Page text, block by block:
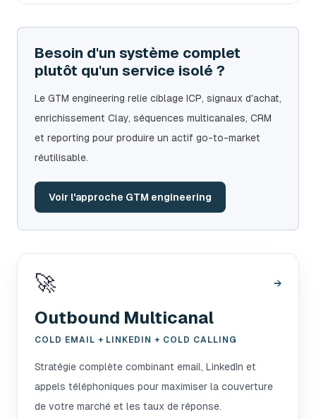
Besoin d'un système complet
plutôt qu'un service isolé ?
Le GTM engineering relie ciblage ICP, signaux d'achat,
enrichissement Clay, séquences multicanales, CRM
et reporting pour produire un actif go-to-market
réutilisable.
Voir l'approche GTM engineering
🚀 →
Outbound Multicanal
COLD EMAIL + LINKEDIN + COLD CALLING
Stratégie complète combinant email, LinkedIn et
appels téléphoniques pour maximiser la couverture
de votre marché et les taux de réponse.